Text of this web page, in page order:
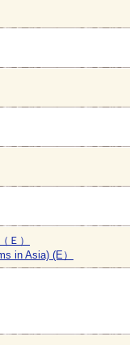
Ｅ）
in Asia) (E）